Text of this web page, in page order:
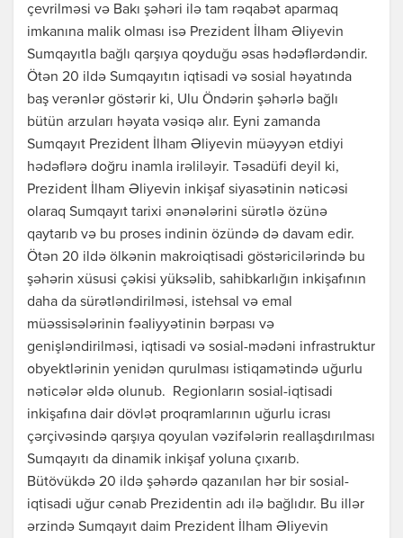
çevrilməsi və Bakı şəhəri ilə tam rəqabət aparmaq
imkanına malik olması isə Prezident İlham Əliyevin
Sumqayıtla bağlı qarşıya qoyduğu əsas hədəflərdəndir.
Ötən 20 ildə Sumqayıtın iqtisadi və sosial həyatında
baş verənlər göstərir ki, Ulu Öndərin şəhərlə bağlı
bütün arzuları həyata vəsiqə alır. Eyni zamanda
Sumqayıt Prezident İlham Əliyevin müəyyən etdiyi
hədəflərə doğru inamla irəliləyir. Təsadüfi deyil ki,
Prezident İlham Əliyevin inkişaf siyasətinin nəticəsi
olaraq Sumqayıt tarixi ənənələrini sürətlə özünə
qaytarıb və bu proses indinin özündə də davam edir.
Ötən 20 ildə ölkənin makroiqtisadi göstəricilərində bu
şəhərin xüsusi çəkisi yüksəlib, sahibkarlığın inkişafının
daha da sürətləndirilməsi, istehsal və emal
müəssisələrinin fəaliyyətinin bərpası və
genişləndirilməsi, iqtisadi və sosial-mədəni infrastruktur
obyektlərinin yenidən qurulması istiqamətində uğurlu
nəticələr əldə olunub. Regionların sosial-iqtisadi
inkişafına dair dövlət proqramlarının uğurlu icrası
çərçivəsində qarşıya qoyulan vəzifələrin reallaşdırılması
Sumqayıtı da dinamik inkişaf yoluna çıxarıb.
Bütövükdə 20 ildə şəhərdə qazanılan hər bir sosial-
iqtisadi uğur cənab Prezidentin adı ilə bağlıdır. Bu illər
ərzində Sumqayıt daim Prezident İlham Əliyevin